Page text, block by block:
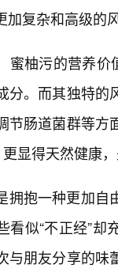
加复杂和高级的
蜜柚污的营养
分。而其独特
节肠道菌群等
显得天然健康
拥抱一种更加自
看似“不正经”
与朋友分享的